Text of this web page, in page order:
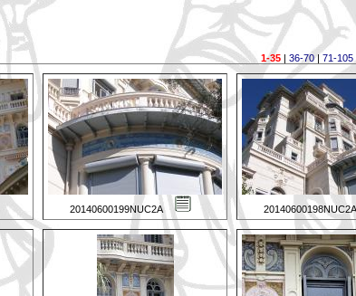
1-35| 36-70| 71-105
20140600199NUC2A 20140600198NUC2A